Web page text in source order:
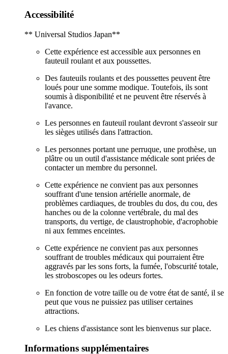
Accessibilité
** Universal Studios Japan**
Cette expérience est accessible aux personnes en
fauteuil roulant et aux poussettes.
Des fauteuils roulants et des poussettes peuvent être
loués pour une somme modique. Toutefois, ils sont
soumis à disponibilité et ne peuvent être réservés à
l'avance.
Les personnes en fauteuil roulant devront s'asseoir sur
les sièges utilisés dans l'attraction.
Les personnes portant une perruque, une prothèse, un
plâtre ou un outil d'assistance médicale sont priées de
contacter un membre du personnel.
Cette expérience ne convient pas aux personnes
souffrant d'une tension artérielle anormale, de
problèmes cardiaques, de troubles du dos, du cou, des
hanches ou de la colonne vertébrale, du mal des
transports, du vertige, de claustrophobie, d'acrophobie
ni aux femmes enceintes.
Cette expérience ne convient pas aux personnes
souffrant de troubles médicaux qui pourraient être
aggravés par les sons forts, la fumée, l'obscurité totale,
les stroboscopes ou les odeurs fortes.
En fonction de votre taille ou de votre état de santé, il se
peut que vous ne puissiez pas utiliser certaines
attractions.
Les chiens d'assistance sont les bienvenus sur place.
Informations supplémentaires